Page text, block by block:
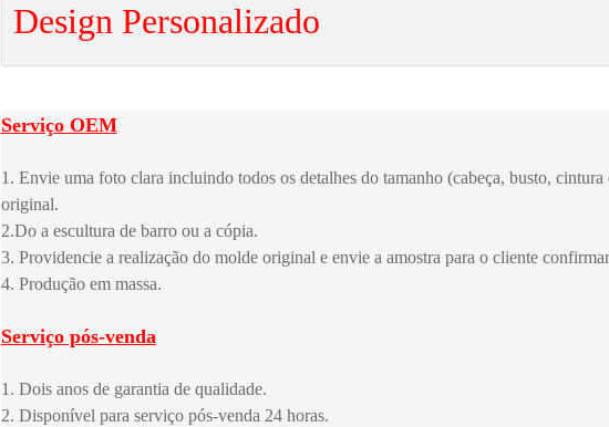
Design Personalizado
Serviço OEM
1. Envie uma foto clara incluindo todos os detalhes do tamanho (cabeça, busto,
original.
2.Do a escultura de barro ou a cópia.
3. Providencie a realização do molde original e envie a amostra para o cliente
4. Produção em massa.
Serviço pós-venda
1. Dois anos de garantia de qualidade.
2. Disponível para serviço pós-venda 24 horas.